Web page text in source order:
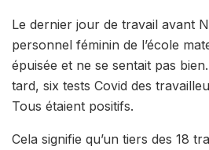
Le dernier jour de travail avant
personnel féminin de l’école
épuisée et ne se sentait pas
tard, six tests Covid des
Tous étaient positifs.
Cela signifie qu’un tiers des 18